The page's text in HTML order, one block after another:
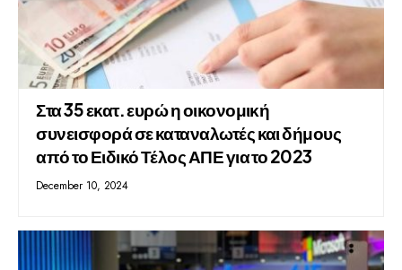
Στα 35 εκατ. ευρώ η οικονομική
συνεισφορά σε καταναλωτές και δήμους
από το Ειδικό Τέλος ΑΠΕ για το 2023
December 10, 2024